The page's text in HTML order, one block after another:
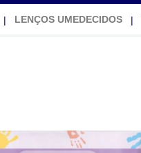
LENÇOS UMEDECIDOS